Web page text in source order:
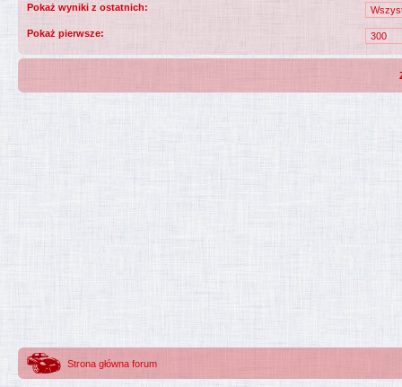
Pokaż wyniki z ostatnich:
Pokaż pierwsze:
Strona główna forum